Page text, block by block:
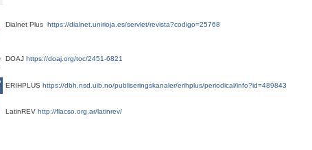
Dialnet Plus https://dialnet.unirioja.es/servlet/revista?codigo=25768
DOAJ https://doaj.org/toc/2451-6821
ERIHPLUS https://dbh.nsd.uib.no/publiseringskanaler/erihplus/periodical/info?id=489843
LatinREV http://flacso.org.ar/latinrev/